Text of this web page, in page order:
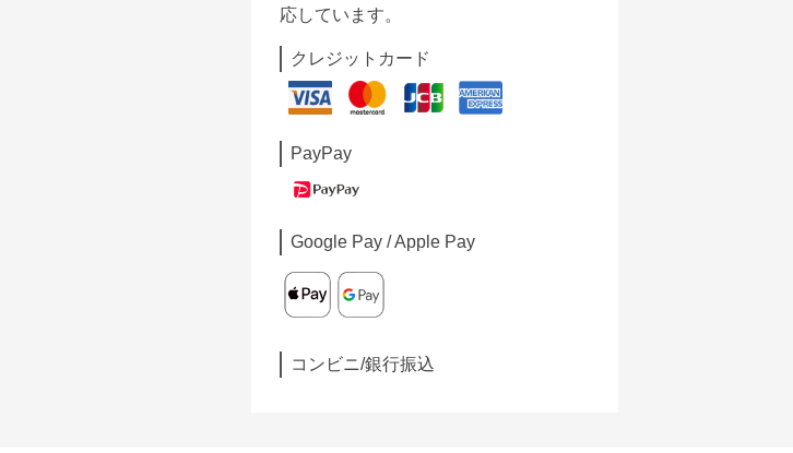
応しています。
クレジットカード
PayPay
Google Pay / Apple Pay
コンビニ/銀行振込